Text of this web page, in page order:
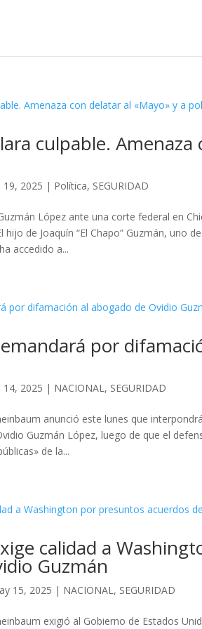
culpable.
19, 2025 | Política, SEGURIDAD
López ante una corte federal en
hijo de Joaquín “El Chapo” Guzmán, uno
accedido a...
por
14, 2025 | NACIONAL, SEGURIDAD
anunció este lunes que
Guzmán López, luego de que el
de la...
calidad a
Guzmán
15, 2025 | NACIONAL, SEGURIDAD
exigió al Gobierno de Estados